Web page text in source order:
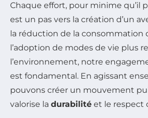
Chaque effort, pour minime qu’il
est un pas vers la création d’un
la réduction de la consommation
l’adoption de modes de vie plus
l’environnement, notre
est fondamental. En agissant
pouvons créer un mouvement
valorise la durabilité et le respect